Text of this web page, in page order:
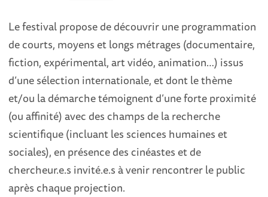
Le festival propose de découvrir une programmation
de courts, moyens et longs métrages (documentaire,
fiction, expérimental, art vidéo, animation…) issus
d’une sélection internationale, et dont le thème
et/ou la démarche témoignent d’une forte proximité
(ou affinité) avec des champs de la recherche
scientifique (incluant les sciences humaines et
sociales), en présence des cinéastes et de
chercheur.e.s invité.e.s à venir rencontrer le public
après chaque projection.